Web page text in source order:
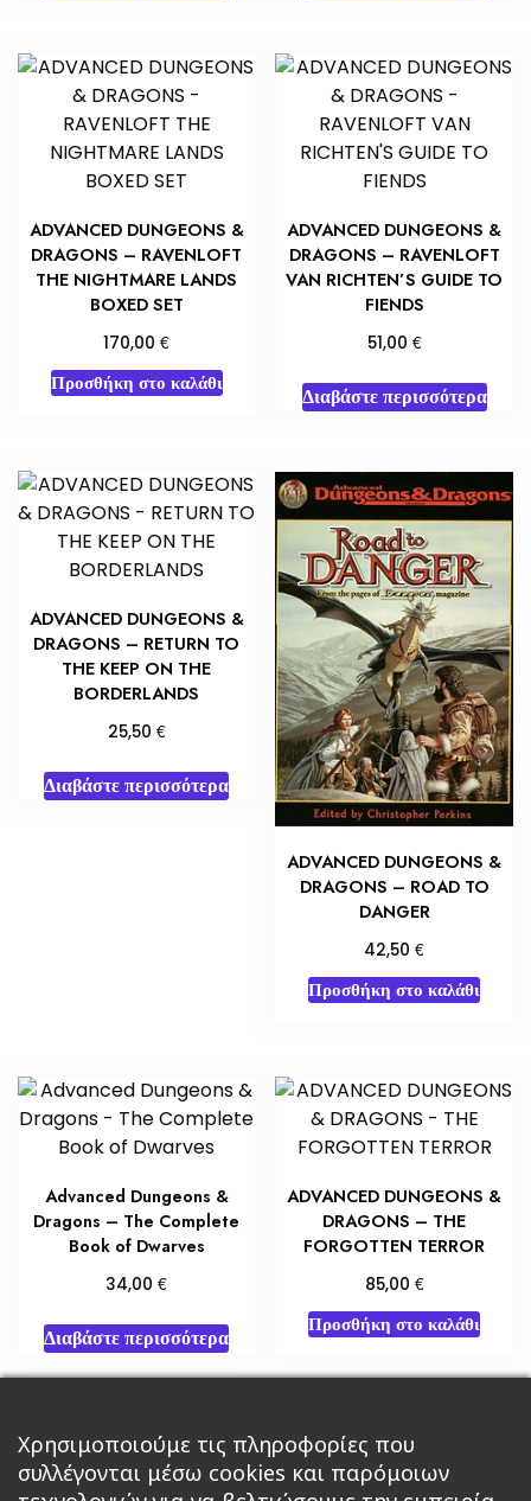
ADVANCED DUNGEONS &
DRAGONS – RAVENLOFT
THE NIGHTMARE LANDS
BOXED SET
170,00€
Προσθήκη στο καλάθι
ADVANCED DUNGEONS &
DRAGONS – RAVENLOFT
VAN RICHTEN’S GUIDE TO
FIENDS
51,00 €
Διαβάστε περισσότερα
ADVANCED DUNGEONS &
DRAGONS – RETURN TO
THE KEEP ON THE
BORDERLANDS
25,50 €
Διαβάστε περισσότερα
ADVANCED DUNGEONS &
DRAGONS – ROAD TO
DANGER
42,50€
Προσθήκη στο καλάθι
Advanced Dungeons &
Dragons – The Complete
Book of Dwarves
34,00€
Διαβάστε περισσότερα
ADVANCED DUNGEONS &
DRAGONS – THE
FORGOTTEN TERROR
85,00 €
Προσθήκη στο καλάθι
← 1 2 4 5 …
Χρησιμοποιούμε τις πληροφορίες που
συλλέγονται μέσω cookies και παρόμοιων